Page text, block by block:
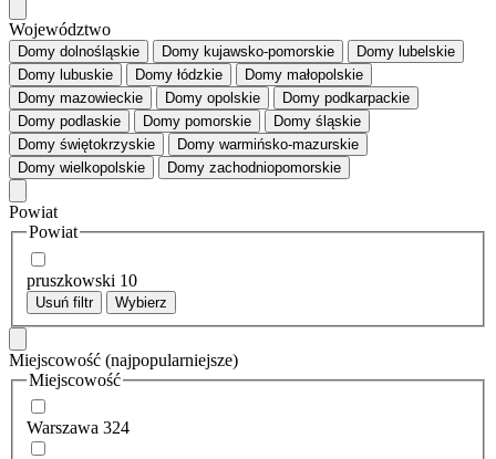
Województwo
Domy dolnośląskie Domy kujawsko-pomorskie
Domy lubelskie
Domy lubuskie
Domy łódzkie
Domy małopolskie
Domy mazowieckie
Domy opolskie
Domy podkarpackie
Domy podlaskie
Domy pomorskie
Domy śląskie
Domy świętokrzyskie
Domy warmińsko-mazurskie
Domy wielkopolskie
Domy zachodniopomorskie
Powiat
Powiat
pruszkowski 10
Usuń filtr Wybierz
Miejscowość (najpopularniejsze)
Miejscowość
Warszawa 324